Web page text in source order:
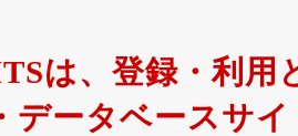
は、登録・利用
データベースサ